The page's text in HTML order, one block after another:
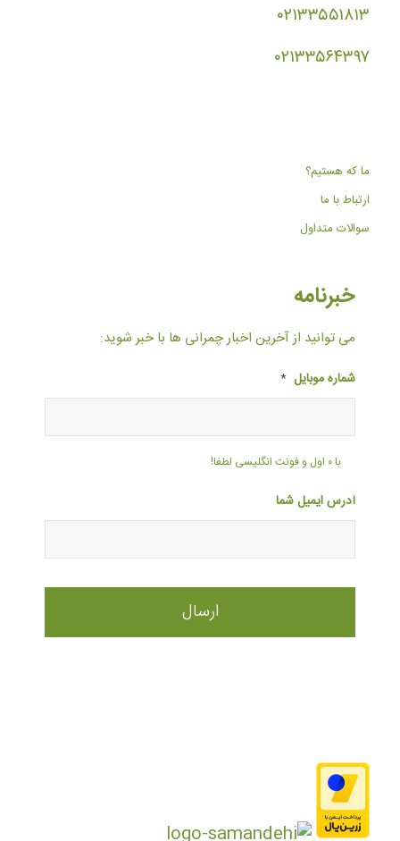
۰۲۱۳۳۵۵۱۸۱۳
۰۲۱۳۳۵۶۴۳۹۷
ما که هستیم؟
ارتباط با ما
سوالات متداول
خبرنامه
می توانید از آخرین اخبار چمرانی ها با خبر شوید:
شماره موبایل *
با ۰ اول و فونت انگلیسی لطفا!
آدرس ایمیل شما